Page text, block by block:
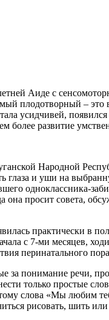
Аиде с
плодотворный –
усидчивей, появился
более развитие
Народной
глаза и уши на
одноклассника-
она просит совета,
практически в
с 7-ми месяцев,
перинатального
понимание речи,
только простые
слова «Мы любим
рисовать, шить или